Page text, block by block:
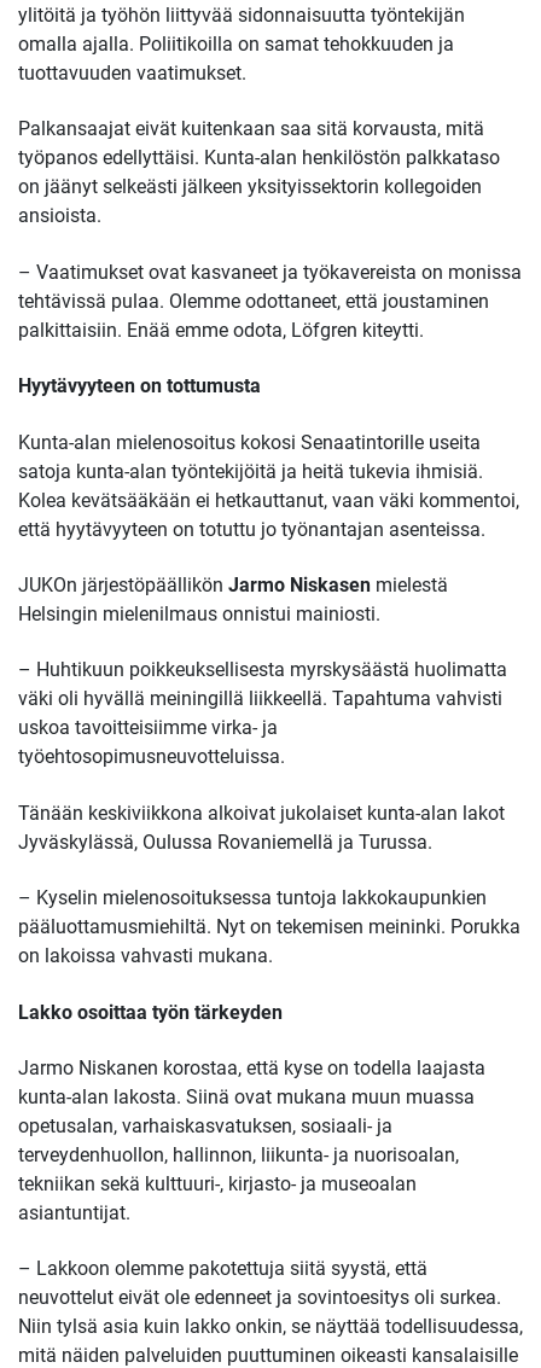
ylitöitä ja työhön liittyvää sidonnaisuutta työntekijän
omalla ajalla. Poliitikoilla on samat tehokkuuden ja
tuottavuuden vaatimukset.
Palkansaajat eivät kuitenkaan saa sitä korvausta, mitä
työpanos edellyttäisi. Kunta-alan henkilöstön palkkataso
on jäänyt selkeästi jälkeen yksityissektorin kollegoiden
ansioista.
– Vaatimukset ovat kasvaneet ja työkavereista on monissa
tehtävissä pulaa. Olemme odottaneet, että joustaminen
palkittaisiin. Enää emme odota, Löfgren kiteytti.
Hyytävyyteen on tottumusta
Kunta-alan mielenosoitus kokosi Senaatintorille useita
satoja kunta-alan työntekijöitä ja heitä tukevia ihmisiä.
Kolea kevätsääkään ei hetkauttanut, vaan väki kommentoi,
että hyytävyyteen on totuttu jo työnantajan asenteissa.
JUKOn järjestöpäällikön Jarmo Niskasen mielestä
Helsingin mielenilmaus onnistui mainiosti.
– Huhtikuun poikkeuksellisesta myrskysäästä huolimatta
väki oli hyvällä meiningillä liikkeellä. Tapahtuma vahvisti
uskoa tavoitteisiimme virka- ja
työehtosopimusneuvotteluissa.
Tänään keskiviikkona alkoivat jukolaiset kunta-alan lakot
Jyväskylässä, Oulussa Rovaniemellä ja Turussa.
– Kyselin mielenosoituksessa tuntoja lakkokaupunkien
pääluottamusmiehiltä. Nyt on tekemisen meininki. Porukka
on lakoissa vahvasti mukana.
Lakko osoittaa työn tärkeyden
Jarmo Niskanen korostaa, että kyse on todella laajasta
kunta-alan lakosta. Siinä ovat mukana muun muassa
opetusalan, varhaiskasvatuksen, sosiaali- ja
terveydenhuollon, hallinnon, liikunta- ja nuorisoalan,
tekniikan sekä kulttuuri-, kirjasto- ja museoalan
asiantuntijat.
– Lakkoon olemme pakotettuja siitä syystä, että
neuvottelut eivät ole edenneet ja sovintoesitys oli surkea.
Niin tylsä asia kuin lakko onkin, se näyttää todellisuudessa,
mitä näiden palveluiden puuttuminen oikeasti kansalaisille